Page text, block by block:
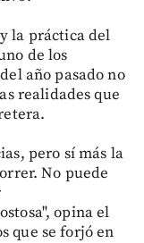
la práctica del
de los
año pasado no
realidades que
pero sí más la
No puede
opina el
que se forjó en